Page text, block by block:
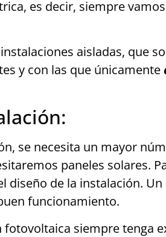
es decir, siempre
aisladas, que
y con las que únicamente
se necesita un mayor
paneles solares.
diseño de la instalación.
funcionamiento.
siempre tenga